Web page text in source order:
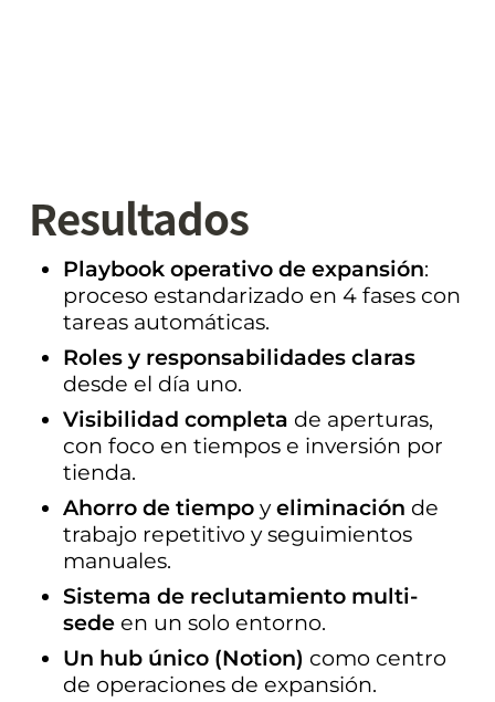
Resultados
Playbook operativo de expansión:
proceso estandarizado en 4 fases con
tareas automáticas.
Roles y responsabilidades claras
desde el día uno.
Visibilidad completa de aperturas,
con foco en tiempos e inversión por
tienda.
Ahorro de tiempo y eliminación de
trabajo repetitivo y seguimientos
manuales.
Sistema de reclutamiento multi-
sede en un solo entorno.
Un hub único (Notion) como centro
de operaciones de expansión.